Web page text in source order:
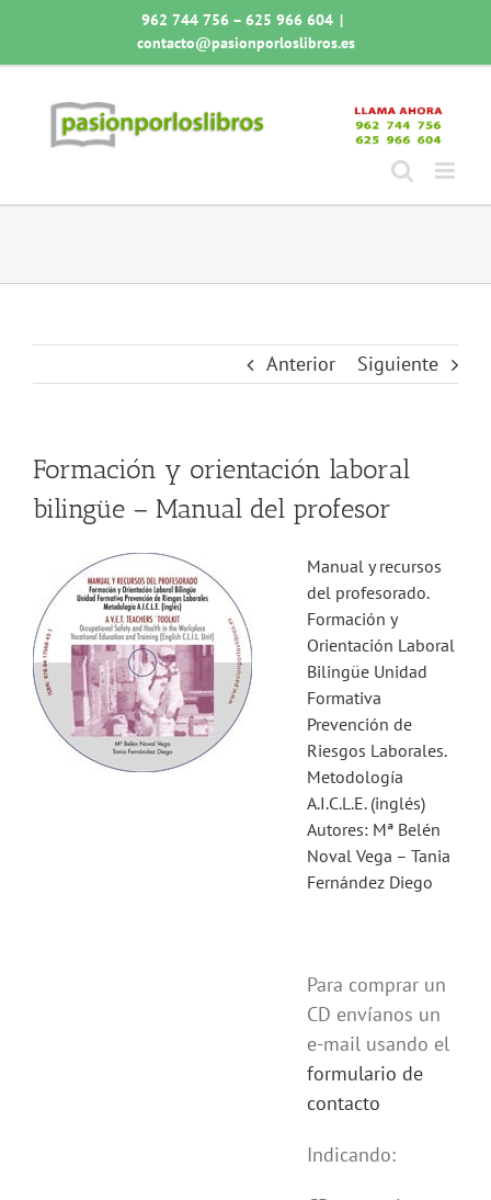
contenido
962 744 756 – 625 966 604 |
contacto@pasionporloslibros.es
Anterior Siguiente
Formación y orientación laboral
bilingüe – Manual del profesor
Manual y recursos
del profesorado.
Formación y
Orientación Laboral
Bilingüe Unidad
Formativa
Prevención de
Riesgos Laborales.
Metodología
A.I.C.L.E. (inglés)
Autores: Mª Belén
Noval Vega – Tania
Fernández Diego
Para comprar un
CD envíanos un
e-mail usando el
formulario de
contacto
Indicando: